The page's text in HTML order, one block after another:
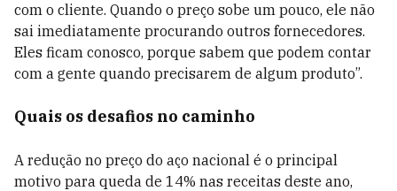
com o cliente. Quando o preço sobe um pouco, ele não
sai imediatamente procurando outros fornecedores.
Eles ficam conosco, porque sabem que podem contar
com a gente quando precisarem de algum produto”.
Quais os desafios no caminho
A redução no preço do aço nacional é o principal
motivo para queda de 14% nas receitas deste ano,